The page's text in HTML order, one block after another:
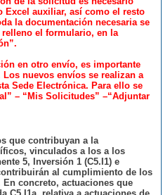
Excel auxiliar, así como el resto
la documentación necesaria se
el formulario, en la
en otro envío, es importante
nuevos envíos se realizan a
Sede Electrónica. Para ello se
– “Mis Solicitudes” –“Adjuntar
que contribuyan a la
vinculados a los a los
5, Inversión 1 (C5.I1) e
al cumplimiento de los
concreto, actuaciones que